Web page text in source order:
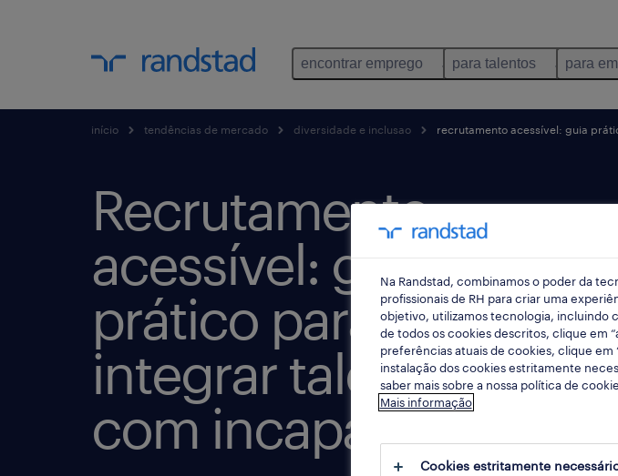
encontrar emprego para talentos para
início tendências de mercado diversidade e inclusao recrutamento acessível: guia
Recrutamento
acessível: guia
prático para atrair e
integrar talentos
com incapacidade
Na Randstad, combinamos o poder da
profissionais de RH para criar uma
objetivo, utilizamos tecnologia, incluindo
de todos os cookies descritos, clique em
preferências atuais de cookies, clique em
instalação dos cookies estritamente
saber mais sobre a nossa política de
Mais informação
Cookies estritamente